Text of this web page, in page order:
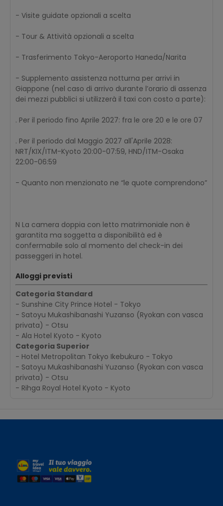
- Visite guidate opzionali a scelta
- Tour & Attività opzionali a scelta
- Trasferimento Tokyo-Aeroporto Haneda/Narita
- Supplemento assistenza notturna per arrivi in
Giappone (nel caso di arrivo durante l’orario di assenza
dei mezzi pubblici si utilizzerà il taxi con costo a parte):
. Per il periodo fino Aprile 2027: fra le ore 20 e le ore 07
. Per il periodo dal Maggio 2027 all'Aprile 2028:
NRT/KIX/ITM-Kyoto 20:00-07:59, HND/ITM-Osaka
22:00-06:59
- Quanto non menzionato ne “le quote comprendono”
N La camera doppia con letto matrimoniale non è
garantita ma soggetta a disponibilità ed è
confermabile solo al momento del check-in dei
passeggeri in hotel.
Alloggi previsti
Categoria Standard
- Sunshine City Prince Hotel - Tokyo
- Satoyu Mukashibanashi Yuzanso (Ryokan con vasca
privata) - Otsu
- Ala Hotel Kyoto - Kyoto
Categoria Superior
- Hotel Metropolitan Tokyo Ikebukuro - Tokyo
- Satoyu Mukashibanashi Yuzanso (Ryokan con vasca
privata) - Otsu
- Rihga Royal Hotel Kyoto - Kyoto